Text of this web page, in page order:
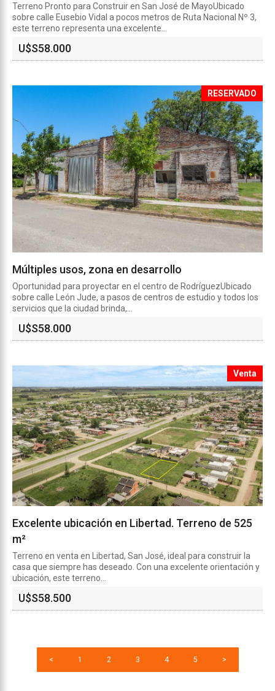
Terreno Pronto para Construir en San José de MayoUbicado
sobre calle Eusebio Vidal a pocos metros de Ruta Nacional Nº 3,
este terreno representa una excelente...
U$S58.000
RESERVADO
Múltiples usos, zona en desarrollo
Oportunidad para proyectar en el centro de RodríguezUbicado
sobre calle León Jude, a pasos de centros de estudio y todos los
servicios que la ciudad brinda,...
U$S58.000
Venta
Excelente ubicación en Libertad. Terreno de 525
m²
Terreno en venta en Libertad, San José, ideal para construir la
casa que siempre has deseado. Con una excelente orientación y
ubicación, este terreno...
U$S58.500
< 1 2 3 4 5 >